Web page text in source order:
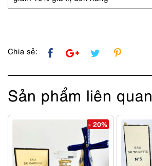
hoa
dụng
Chia sẻ:
Sản phẩm liên quan
- 20%